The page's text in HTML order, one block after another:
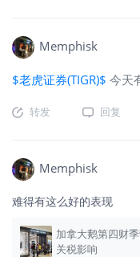
Memphisk
$老虎证券(TIGR)$ 今天
转发 回复
Memphisk
难得有这么好的表现
加拿大鹅第四财
关税影响